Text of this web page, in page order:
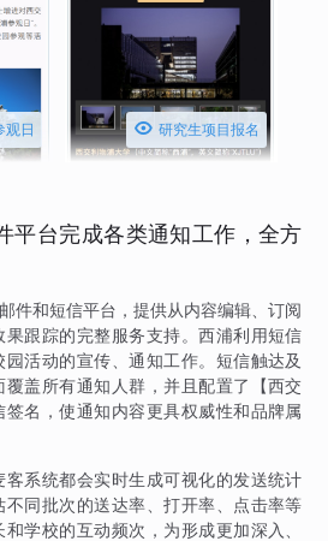
观日  研究生项目报名
平台完成各类通知工作，全方
件和短信平台，提供从内容编辑、订阅
跟踪的完整服务支持。西浦利用短信
活动的宣传、通知工作。短信触达及
盖所有通知人群，并且配置了【西交
名，使通知内容更具权威性和品牌属
系统都会实时生成可视化的发送统计
同批次的送达率、打开率、点击率等
学校的互动频次，为形成更加深入、